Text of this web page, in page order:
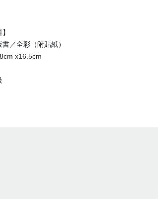
／全彩（附貼紙）
x16.5cm